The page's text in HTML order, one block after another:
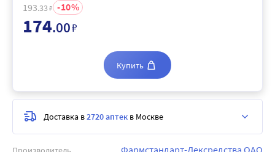
Фармстандарт-Лексредства ОАО
193.33 ₽ 10
174.00₽
Купить
Доставка в2720 аптек в Москве